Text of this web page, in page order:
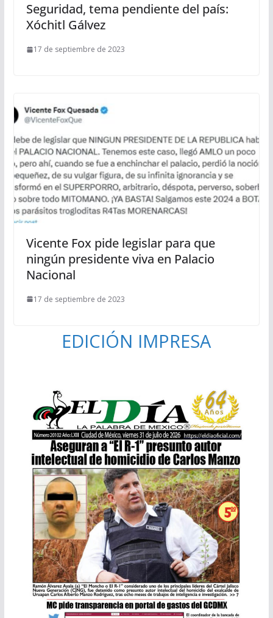
Seguridad, tema pendiente del país:
Xóchitl Gálvez
17 de septiembre de 2023
Vicente Fox pide legislar para que
ningún presidente viva en Palacio
Nacional
17 de septiembre de 2023
EDICIÓN IMPRESA